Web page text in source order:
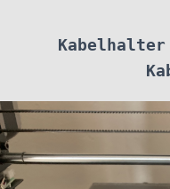
Kabelhalter